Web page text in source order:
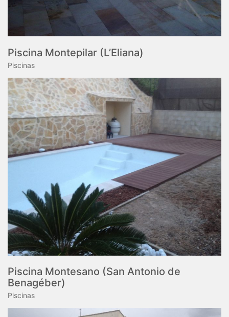
Piscina Montepilar (L’Eliana)
Piscinas
Piscina Montesano (San Antonio de
Benagéber)
Piscinas